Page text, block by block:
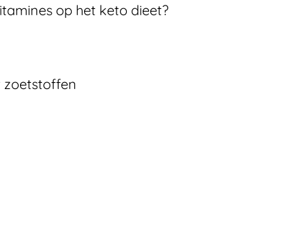
op het keto dieet?
zoetstoffen